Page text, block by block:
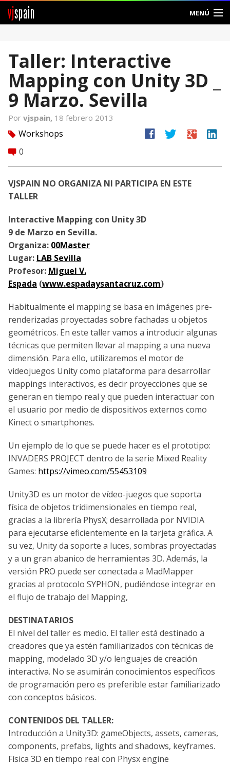
vjspain MENÚ
Foros
Noticias
Ayuda
Entrar
Taller: Interactive
Mapping con Unity 3D _
9 Marzo. Sevilla
Por vjspain, 18 febrero 2013
tag Workshops
comment 0
facebook twitter google linkedin
VJSPAIN NO ORGANIZA NI PARTICIPA EN ESTE
TALLER
Interactive Mapping con Unity 3D
9 de Marzo en Sevilla.
Organiza: 00Master
Lugar: LAB Sevilla
Profesor: Miguel V.
Espada (www.espadaysantacruz.com)
Habitualmente el mapping se basa en imágenes pre-
renderizadas proyectadas sobre fachadas u objetos
geométricos. En este taller vamos a introducir algunas
técnicas que permiten llevar al mapping a una nueva
dimensión. Para ello, utilizaremos el motor de
videojuegos Unity como plataforma para desarrollar
mappings interactivos, es decir proyecciones que se
generan en tiempo real y que pueden interactuar con
el usuario por medio de dispositivos externos como
Kinect o smartphones.
Un ejemplo de lo que se puede hacer es el prototipo:
INVADERS PROJECT dentro de la serie Mixed Reality
Games: https://vimeo.com/55453109
Unity3D es un motor de vídeo-juegos que soporta
física de objetos tridimensionales en tiempo real,
gracias a la librería PhysX; desarrollada por NVIDIA
para ejecutarse eficientemente en la tarjeta gráfica. A
su vez, Unity da soporte a luces, sombras proyectadas
y a un gran abanico de herramientas 3D. Además, la
versión PRO puede ser conectada a MadMapper
gracias al protocolo SYPHON, pudiéndose integrar en
el flujo de trabajo del Mapping,
DESTINATARIOS
El nivel del taller es medio. El taller está destinado a
creadores que ya estén familiarizados con técnicas de
mapping, modelado 3D y/o lenguajes de creación
interactiva. No se asumirán conocimientos específicos
de programación pero es preferible estar familiarizado
con conceptos básicos.
CONTENIDOS DEL TALLER:
Introducción a Unity3D: gameObjects, assets, cameras,
components, prefabs, lights and shadows, keyframes.
Física 3D en tiempo real con Physx engine